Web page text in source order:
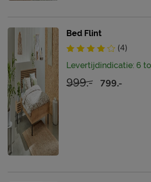
Bed Flint
(4)
Levertijdindicatie: 6
999.- 799.-